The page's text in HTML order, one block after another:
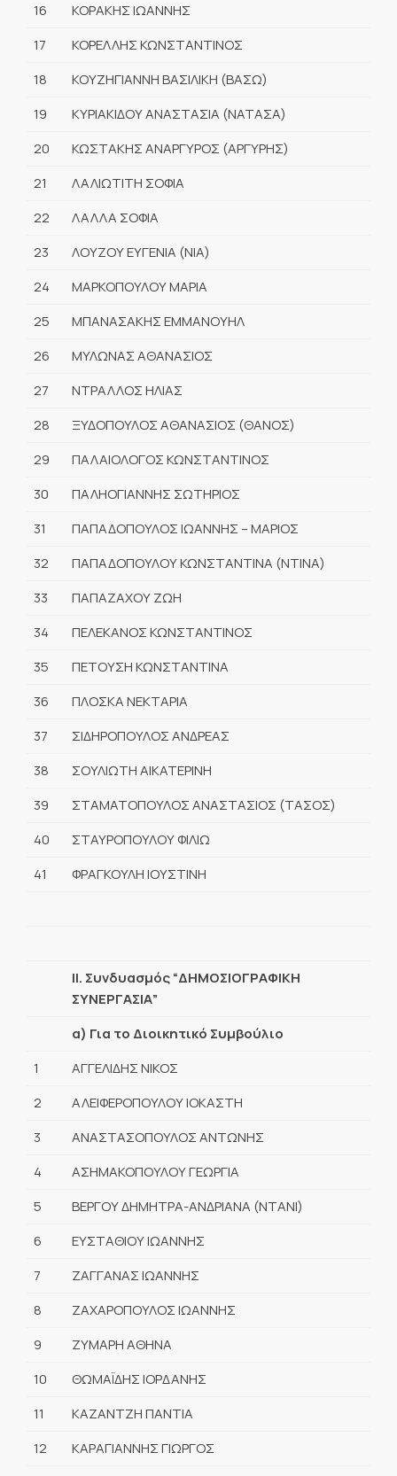
16
ΚΟΡΑΚΗΣ ΙΩΑΝΝΗΣ
17
ΚΟΡΕΛΛΗΣ ΚΩΝΣΤΑΝΤΙΝΟΣ
18
ΚΟΥΖΗΓΙΑΝΝΗ ΒΑΣΙΛΙΚΗ (ΒΑΣΩ)
19
ΚΥΡΙΑΚΙΔΟΥ ΑΝΑΣΤΑΣΙΑ (ΝΑΤΑΣΑ)
20
ΚΩΣΤΑΚΗΣ ΑΝΑΡΓΥΡΟΣ (ΑΡΓΥΡΗΣ)
21
ΛΑΛΙΩΤΙΤΗ ΣΟΦΙΑ
22
ΛΑΛΛΑ ΣΟΦΙΑ
23
ΛΟΥΖΟΥ ΕΥΓΕΝΙΑ (ΝΙΑ)
24
ΜΑΡΚΟΠΟΥΛΟΥ ΜΑΡΙΑ
25
ΜΠΑΝΑΣΑΚΗΣ ΕΜΜΑΝΟΥΗΛ
26
ΜΥΛΩΝΑΣ ΑΘΑΝΑΣΙΟΣ
27
ΝΤΡΑΛΛΟΣ ΗΛΙΑΣ
28
ΞΥΔΟΠΟΥΛΟΣ ΑΘΑΝΑΣΙΟΣ (ΘΑΝΟΣ)
29
ΠΑΛΑΙΟΛΟΓΟΣ ΚΩΝΣΤΑΝΤΙΝΟΣ
30
ΠΑΛΗΟΓΙΑΝΝΗΣ ΣΩΤΗΡΙΟΣ
31
ΠΑΠΑΔΟΠΟΥΛΟΣ ΙΩΑΝΝΗΣ – ΜΑΡΙΟΣ
32
ΠΑΠΑΔΟΠΟΥΛΟΥ ΚΩΝΣΤΑΝΤΙΝΑ (ΝΤΙΝΑ)
33
ΠΑΠΑΖΑΧΟΥ ΖΩΗ
34
ΠΕΛΕΚΑΝΟΣ ΚΩΝΣΤΑΝΤΙΝΟΣ
35
ΠΕΤΟΥΣΗ ΚΩΝΣΤΑΝΤΙΝΑ
36
ΠΛΟΣΚΑ ΝΕΚΤΑΡΙΑ
37
ΣΙΔΗΡΟΠΟΥΛΟΣ ΑΝΔΡΕΑΣ
38
ΣΟΥΛΙΩΤΗ ΑΙΚΑΤΕΡΙΝΗ
39
ΣΤΑΜΑΤΟΠΟΥΛΟΣ ΑΝΑΣΤΑΣΙΟΣ (ΤΑΣΟΣ)
40
ΣΤΑΥΡΟΠΟΥΛΟΥ ΦΙΛΙΩ
41
ΦΡΑΓΚΟΥΛΗ ΙΟΥΣΤΙΝΗ
ΙΙ. Συνδυασμός “ΔΗΜΟΣΙΟΓΡΑΦΙΚΗ
ΣΥΝΕΡΓΑΣΙΑ”
α) Για το Διοικητικό Συμβούλιο
1
ΑΓΓΕΛΙΔΗΣ ΝΙΚΟΣ
2
ΑΛΕΙΦΕΡΟΠΟΥΛΟΥ ΙΟΚΑΣΤΗ
3
ΑΝΑΣΤΑΣΟΠΟΥΛΟΣ ΑΝΤΩΝΗΣ
4
ΑΣΗΜΑΚΟΠΟΥΛΟΥ ΓΕΩΡΓΙΑ
5
ΒΕΡΓΟΥ ΔΗΜΗΤΡΑ-ΑΝΔΡΙΑΝΑ (ΝΤΑΝΙ)
6
ΕΥΣΤΑΘΙΟΥ ΙΩΑΝΝΗΣ
7
ΖΑΓΓΑΝΑΣ ΙΩΑΝΝΗΣ
8
ΖΑΧΑΡΟΠΟΥΛΟΣ ΙΩΑΝΝΗΣ
9
ΖΥΜΑΡΗ ΑΘΗΝΑ
10
ΘΩΜΑΪΔΗΣ ΙΟΡΔΑΝΗΣ
11
ΚΑΖΑΝΤΖΗ ΠΑΝΤΙΑ
12
ΚΑΡΑΓΙΑΝΝΗΣ ΓΙΩΡΓΟΣ